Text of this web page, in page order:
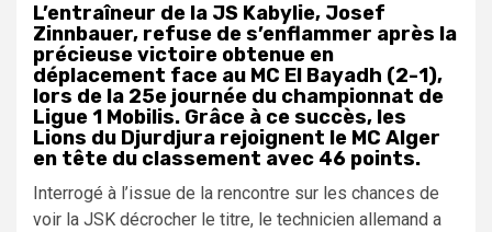
L’entraîneur de la JS Kabylie, Josef
Zinnbauer, refuse de s’enflammer après la
précieuse victoire obtenue en
déplacement face au MC El Bayadh (2-1),
lors de la 25e journée du championnat de
Ligue 1 Mobilis. Grâce à ce succès, les
Lions du Djurdjura rejoignent le MC Alger
en tête du classement avec 46 points.
Interrogé à l’issue de la rencontre sur les chances de
voir la JSK décrocher le titre, le technicien allemand a